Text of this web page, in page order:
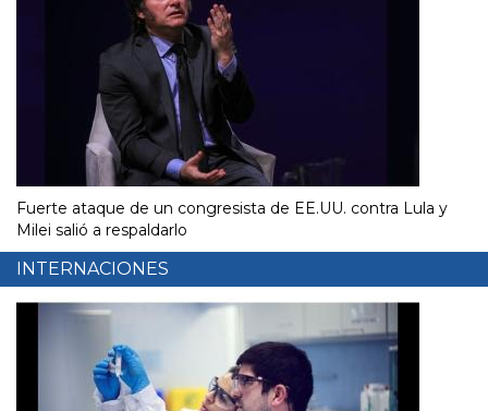
Fuerte ataque de un congresista de EE.UU. contra Lula y
Milei salió a respaldarlo
INTERNACIONES